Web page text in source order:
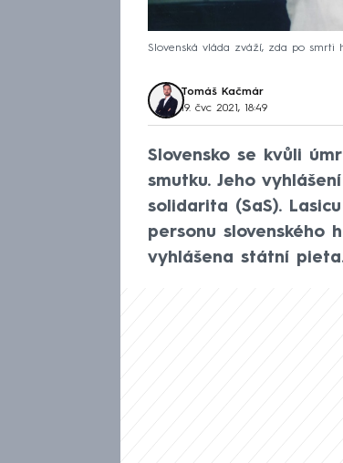
Slovenská vláda zváží, zda po smrti
Tomáš Kačmár
19. čvc 2021, 18:49
Slovensko se kvůli
smutku. Jeho
solidarita (SaS).
personu slovenského
vyhlášena státní